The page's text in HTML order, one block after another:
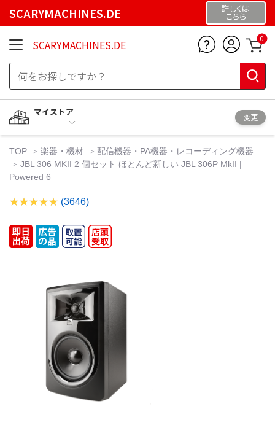
SCARYMACHINES.DE 詳しくは
こちら
SCARYMACHINES.DE 0
マイストア
変更
TOP 楽器・機材
配信機器・PA機器・レコーディング機器
JBL 306 MKII 2 個セット ほとんど新しい JBL 306P MkII |
Powered 6
(3646)